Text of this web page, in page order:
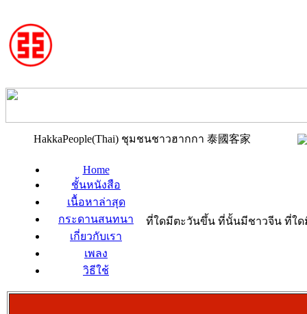
HakkaPeople(Thai) ชุมชนชาวฮากกา 泰國客家
Home
ชั้นหนังสือ
เนื้อหาล่าสุด
กระดานสนทนา
เกี่ยวกับเรา
เพลง
วิธีใช้
ที่ใดมีตะวันขึ้น ที่นั้นมีชาวจีน ที่ใดมี